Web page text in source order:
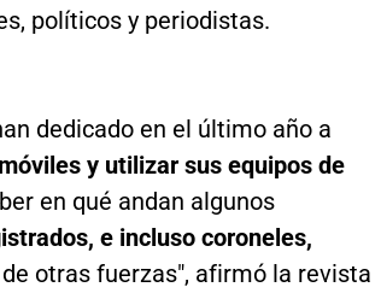
políticos y periodistas.
dedicado en el último año a
y utilizar sus equipos de
en qué andan algunos
e incluso coroneles,
otras fuerzas", afirmó la revista